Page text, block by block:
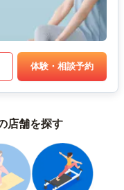
体験・相談予約
店舗を探す